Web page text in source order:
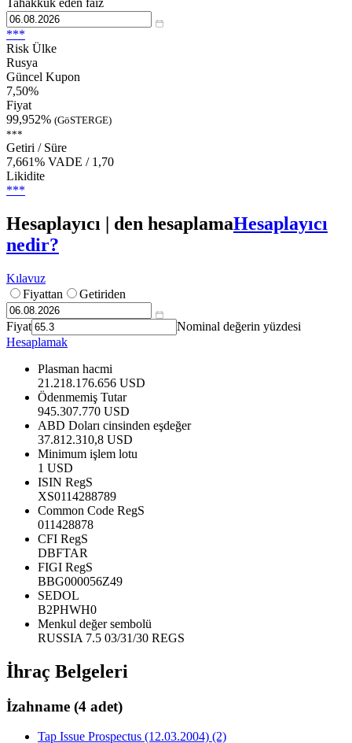
***
Risk Ülke
Rusya
Güncel Kupon
7,50%
Fiyat
99,952% (GöSTERGE)
***
Getiri / Süre
7,661% VADE / 1,70
Likidite
***
Hesaplayıcı | den hesaplamaHesaplayıcı
nedir?
Kılavuz
Fiyattan
Getiriden
Fiyat
Nominal değerin yüzdesi
Hesaplamak
Plasman hacmi
21.218.176.656 USD
Ödenmemiş Tutar
945.307.770 USD
ABD Doları cinsinden eşdeğer
37.812.310,8 USD
Minimum işlem lotu
1 USD
ISIN RegS
XS0114288789
Common Code RegS
011428878
CFI RegS
DBFTAR
FIGI RegS
BBG000056Z49
SEDOL
B2PHWH0
Menkul değer sembolü
RUSSIA 7.5 03/31/30 REGS
İhraç Belgeleri
İzahname (4 adet)
Tap Issue Prospectus (12.03.2004) (2)